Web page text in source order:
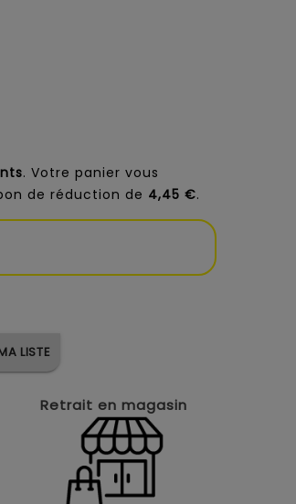
. Votre panier vous
de réduction de 4,45 €.
LISTE
Retrait en magasin